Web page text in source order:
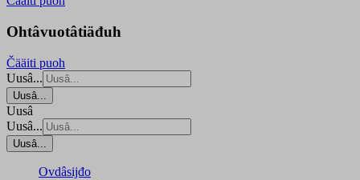
Ohtâvuotâtiäđuh
Čääiti puoh
Uusâ...
Uusâ...
Uusâ
Uusâ...
Uusâ...
Ovdâsijđo